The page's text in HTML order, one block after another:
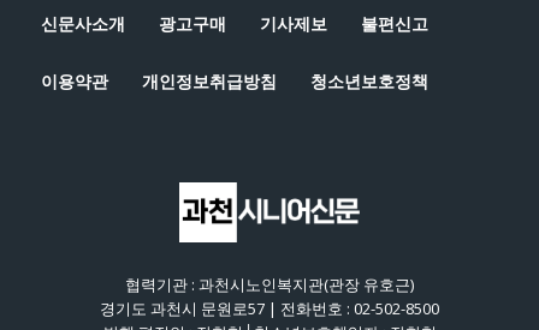
신문사소개 광고구매 기사제보 불편신고
이용약관 개인정보취급방침 청소년보호정책
협력기관 : 과천시노인복지관(관장 유호근)
경기도 과천시 문원로57 | 전화번호 : 02-502-8500